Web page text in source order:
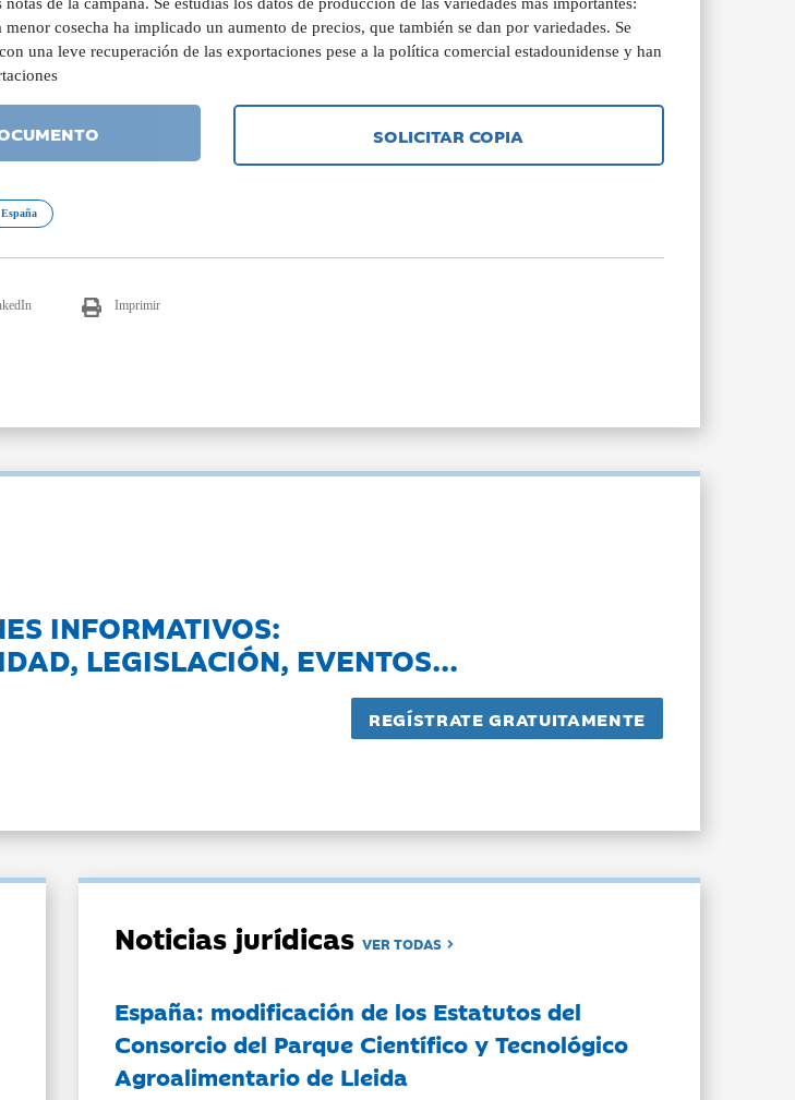
cosecha ha implicado un aumento de precios, que también se dan por variedades. Se
una leve recuperación de las exportaciones pese a la política comercial estadounidense y han
SOLICITAR COPIA
España
Imprimir
INFORMATIVOS:
LEGISLACIÓN, EVENTOS...
Noticias jurídicasVER TODAS
España: modificación de los Estatutos del
Consorcio del Parque Científico y Tecnológico
Agroalimentario de Lleida